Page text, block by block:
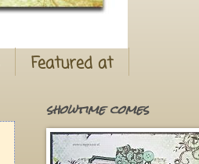
Featured at
showtime comes